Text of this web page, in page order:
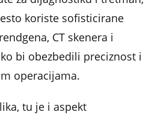
koriste sofisticirane
CT skenera i
bi obezbedili preciznost i
operacijama.
tu je i aspekt